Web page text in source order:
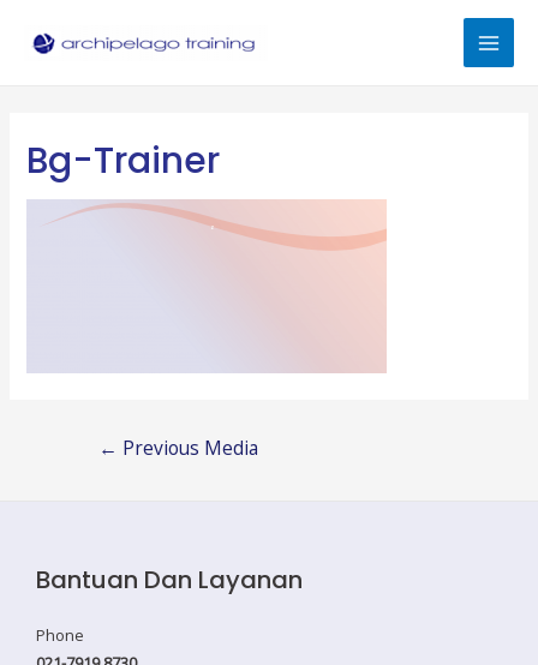
Bg-Trainer
← Previous Media
Bantuan Dan Layanan
Phone